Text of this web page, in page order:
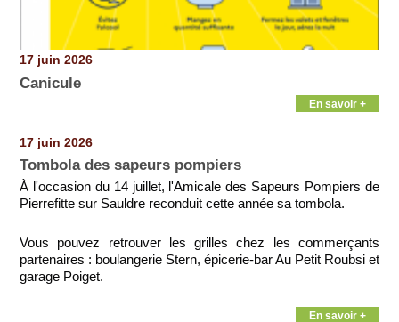
17 juin 2026
Canicule
En savoir +
17 juin 2026
Tombola des sapeurs pompiers
À l'occasion du 14 juillet, l'Amicale des Sapeurs Pompiers de
Pierrefitte sur Sauldre reconduit cette année sa tombola.
Vous pouvez retrouver les grilles chez les commerçants
partenaires : boulangerie Stern, épicerie-bar Au Petit Roubsi et
garage Poiget.
En savoir +